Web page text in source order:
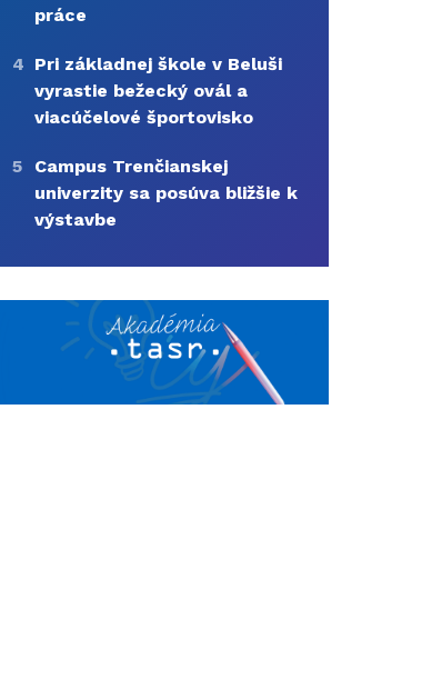
práce
4 Pri základnej škole v Beluši
vyrastie bežecký ovál a
viacúčelové športovisko
5
Campus Trenčianskej
univerzity sa posúva bližšie k
výstavbe